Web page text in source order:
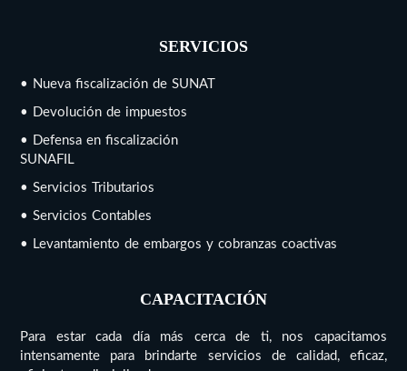
SERVICIOS
• Nueva fiscalización de SUNAT
• Devolución de impuestos
• Defensa en fiscalización
SUNAFIL
• Servicios Tributarios
• Servicios Contables
• Levantamiento de embargos y cobranzas coactivas
CAPACITACIÓN
Para estar cada día más cerca de ti, nos capacitamos
intensamente para brindarte servicios de calidad, eficaz,